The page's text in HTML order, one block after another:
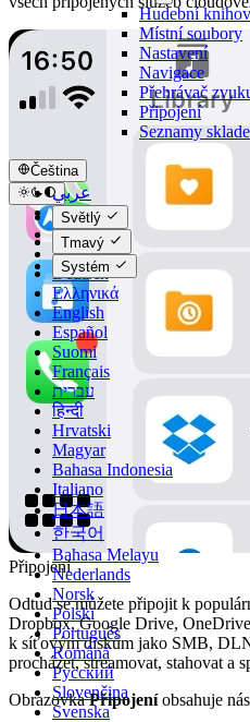
Hudební
Místní soubory
Nastavení
Navigace
Přehrávač
Připojení
Seznamy
Čeština
عربي
Català
Čeština
Dansk
Deutsch
Ελληνικά
English
Español
Suomi
Français
עברית
हिन्दी
Hrvatski
Magyar
Bahasa Indonesia
Italiano
日本語
한국어
Bahasa Melayu
Nederlands
Norsk
Polski
Português
Română
Русский
Slovenčina
Svenska
Světlý
Tmavý
Systém
Připojení
Odtud se můžete připojit k
Dropbox, Google Drive,
k síťovým diskům jako SMB,
procházet, streamovat, stahovat a
ObrazovkaPřipojeníobsahuje